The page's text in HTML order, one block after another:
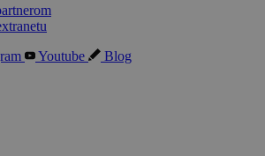
Youtube Blog